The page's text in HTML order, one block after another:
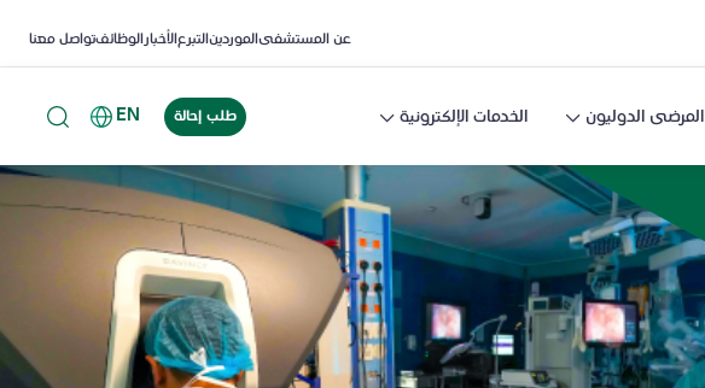
عن المستشفىالموردينالتبرعالأخبارالوظائفتواصل معنا
المرضى الدوليون الخدمات الإلكترونية طلب إحالة EN